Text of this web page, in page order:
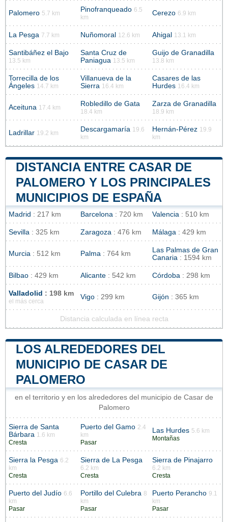
Palomero 5.7 km Pinofranqueado 6.5
km
Cerezo 6.9 km
La Pesga 7.7 km Nuñomoral 12.6 km Ahigal 13.1 km
Santibáñez el Bajo
13.5 km
Santa Cruz de
Paniagua 13.5 km
Guijo de Granadilla
13.8 km
Torrecilla de los
Ángeles 14.7 km
Villanueva de la
Sierra 16.4 km
Casares de las
Hurdes 16.4 km
Aceituna 17.4 km Robledillo de Gata
18.4 km
Zarza de Granadilla
18.9 km
Ladrillar 19.2 km Descargamaría 19.6
km
Hernán-Pérez 19.9
km
DISTANCIA ENTRE CASAR DE
PALOMERO Y LOS PRINCIPALES
MUNICIPIOS DE ESPAÑA
Madrid : 217 km Barcelona : 720 km Valencia : 510 km
Sevilla : 325 km Zaragoza : 476 km Málaga : 429 km
Murcia : 512 km Palma : 764 km
Las Palmas de Gran
Canaria : 1594 km
Bilbao : 429 km Alicante : 542 km Córdoba : 298 km
Valladolid : 198 km
el más cerca
Vigo : 299 km Gijón : 365 km
Distancia calculada en línea recta
LOS ALREDEDORES DEL
MUNICIPIO DE CASAR DE
PALOMERO
en el territorio y en los alrededores del municipio de Casar de
Palomero
Sierra de Santa
Bárbara 1.6 km
Cresta
Puerto del Gamo 2.4
km
Pasar
Las Hurdes 5.6 km
Montañas
Sierra la Pesga 6.2
km
Cresta
Sierra de La Pesga
6.2 km
Cresta
Sierra de Pinajarro
6.2 km
Cresta
Puerto del Judío 6.6
km
Pasar
Portillo del Culebra 8
km
Pasar
Puerto Perancho 9.1
km
Pasar